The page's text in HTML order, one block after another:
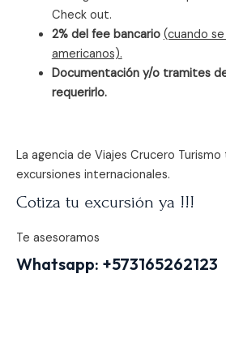
Check out.
2% del fee bancario (cuando
americanos).
Documentación y/o tramites
requerirlo.
La agencia de Viajes Crucero
excursiones internacionales.
Cotiza tu excursión ya !!!
Te asesoramos
Whatsapp: +573165262123